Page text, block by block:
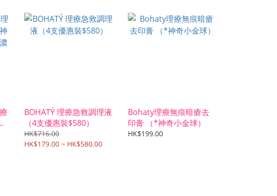
BOHATÝ 理療急救調理液
（4支優惠裝$580）
HK$716.00
HK$179.00 ~ HK$580.00
Bohaty理療無痕暗瘡去
印膏 （*神奇小金球）
HK$199.00